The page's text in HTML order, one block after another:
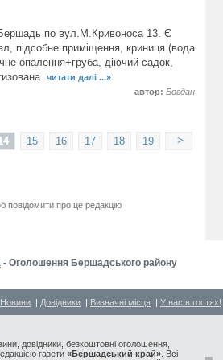
по вул.М.Кривоноса 13. Є
підсобне приміщення, криниця (вода
опалення+груба, діючий садок,
читати далі ...»
автор: Богдан
>
19
18
17
16
15
повідомити про це редакцію
- Оголошення Бершадського району
Новини | Довідники | Визначні місця | У нас в гостях!
довідники, безкоштовні оголошення,
газети «Бершадський край» . Всі